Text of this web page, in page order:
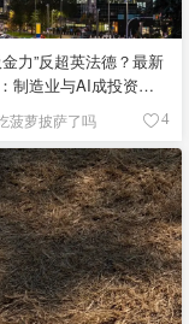
力”反超英法德？最新
制造业与AI成投资新
菠萝披萨了吗 4